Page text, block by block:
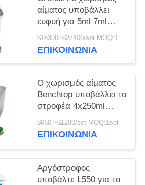
αίματος υποβάλλει
ευφυή για 5ml 7ml
Vacutainers σε
φυγοκέντρωση
$18300~$27400/set MOQ:1set
ΕΠΙΚΟΙΝΩΝΊΑ
Ο χωρισμός αίματος
Benchtop υποβάλλει το
στροφέα 4x250ml
100ml ταλάντευσης για
τη βιομηχανική σε
$660 ~$1200/set MOQ:1set
ΕΠΙΚΟΙΝΩΝΊΑ
Αργόστροφος
υποβάλτε L550 για το